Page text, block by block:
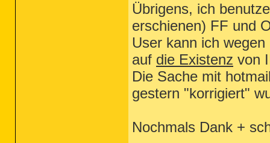
Übrigens, ich
erschienen) FF und
User kann ich
auf die Existenz von
Die Sache mit
gestern "korrigiert"
Nochmals Dank +